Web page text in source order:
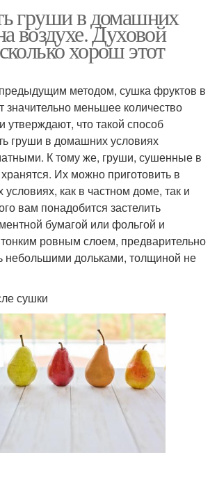
груши в домашних
воздухе. Духовой
хорош этот
методом, сушка фруктов в
значительно меньшее количество
утверждают, что такой способ
груши в домашних условиях
К тому же, груши, сушенные в
Их можно приготовить в
как в частном доме, так и
вам понадобится застелить
бумагой или фольгой и
ровным слоем, предварительно
небольшими дольками, толщиной не
сушки